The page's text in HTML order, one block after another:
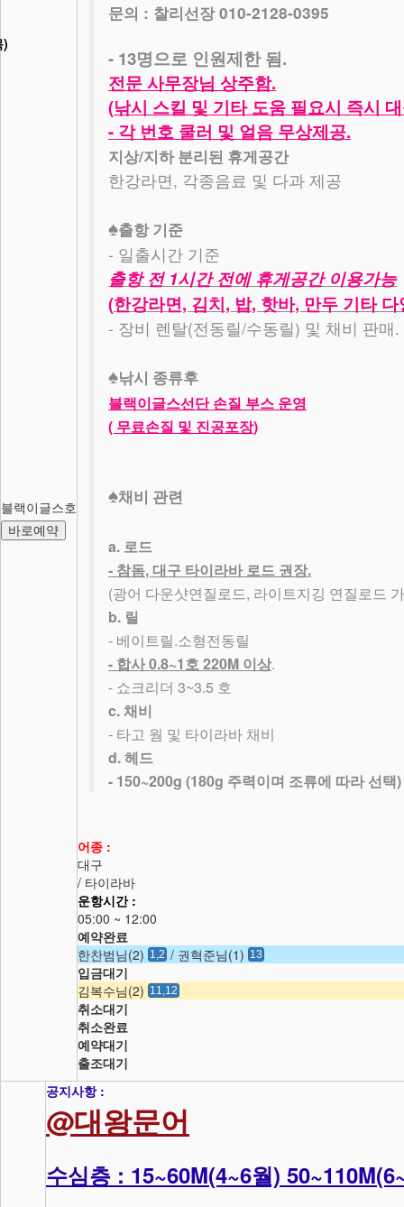
)
블랙이글스호
바로예약
문의 : 찰리선장 010-2128-0395
- 13명으로 인원제한 됨 .
전문 사무장님 상주함.
(낚시 스킬 및 기타 도움 필요시 즉시
- 각 번호 쿨러 및 얼음 무상제공.
지상/지하 분리된 휴게공간
한강라면 , 각종음료 및 다과 제공
♠출항 기준
- 일출시간 기준
출항 전 1시간 전에 휴게공간 이용가능
(한강라면 , 김치 , 밥, 핫바, 만두 기타
- 장비 렌탈(전동릴/수동릴 ) 및 채비 판매 .
♠낚시 종류후
블랙이글스선단 손질 부스 운영
( 무료손질 및 진공포장)
♠채비 관련
a. 로드
- 참돔, 대구 타이라바 로드 권장.
(광어 다운샷연질로드, 라이트지깅 연질로드
b. 릴
- 베이트릴.소형전동릴
- 합사0.8~1 호 220M 이상.
- 쇼크리더 3~3.5 호
c. 채비
- 타고 웜 및 타이라바 채비
d. 헤드
- 150~200g (180g 주력이며 조류에 따라 선택)
어종 :
대구
/ 타이라바
운항시간 :
05:00 ~ 12:00
예약완료
한찬범님(2) 1,2 / 권혁준님(1) 13
입금대기
김복수님(2) 11,12
취소대기
취소완료
예약대기
출조대기
공지사항 :
@대왕문어
수심층 : 15~60M(4~6월)